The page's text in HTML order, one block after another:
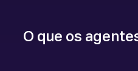
O que os